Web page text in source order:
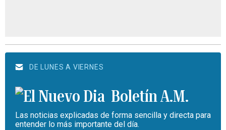
DE LUNES A VIERNES
Boletín A.M.
Las noticias explicadas de forma sencilla y directa para
entender lo más importante del día.